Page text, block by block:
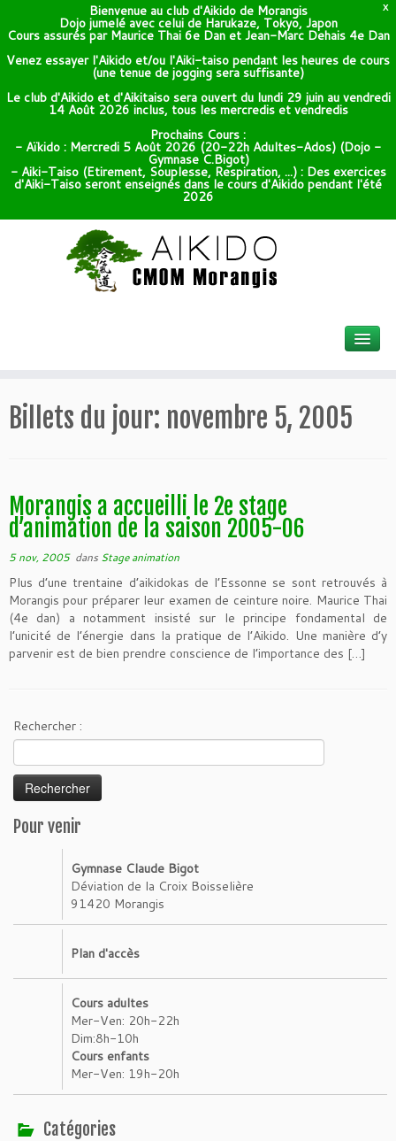
X
Bienvenue au club d'Aikido de Morangis
Dojo jumelé avec celui de Harukaze, Tokyo, Japon
Cours assurés par Maurice Thai 6e Dan et Jean-Marc Dehais 4e Dan
Venez essayer l'Aikido et/ou l'Aiki-taiso pendant les heures de cours
(une tenue de jogging sera suffisante)
Le club d'Aikido et d'Aikitaiso sera ouvert du lundi 29 juin au vendredi
14 Août 2026 inclus, tous les mercredis et vendredis
Prochains Cours :
- Aïkido : Mercredi 5 Août 2026 (20-22h Adultes-Ados) (Dojo -
Gymnase C.Bigot)
- Aiki-Taiso (Etirement, Souplesse, Respiration, ...) : Des exercices
d'Aiki-Taiso seront enseignés dans le cours d'Aikido pendant l'été
2026
Billets du jour: novembre 5, 2005
Morangis a accueilli le 2e stage
d’animation de la saison 2005-06
5 nov, 2005dans Stage animation
Plus d’une trentaine d’aikidokas de l’Essonne se sont retrouvés à
Morangis pour préparer leur examen de ceinture noire. Maurice Thai
(4e dan) a notamment insisté sur le principe fondamental de
l’unicité de l’énergie dans la pratique de l’Aikido. Une manière d’y
parvenir est de bien prendre conscience de l’importance des […]
Rechercher :
Pour venir
Gymnase Claude Bigot
Déviation de la Croix Boisselière
91420 Morangis
Plan d'accès
Cours adultes
Mer-Ven: 20h-22h
Dim:8h-10h
Cours enfants
Mer-Ven: 19h-20h
Catégories